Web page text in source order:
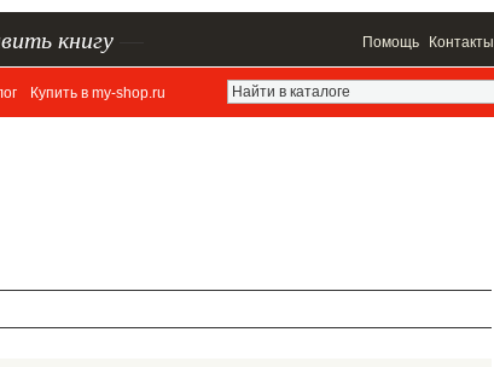
книгу Помощь Контакты
Купить в my-shop.ru